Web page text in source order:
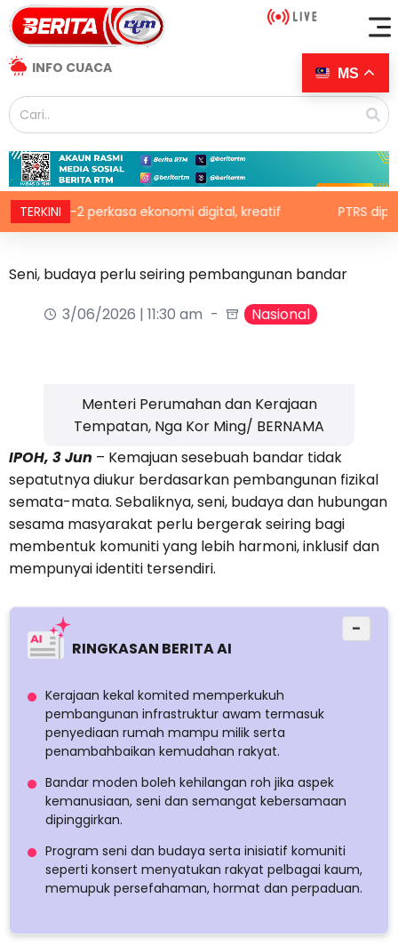
INFO CUACA
TERKINI
RS-2 perkasa ekonomi digital, kreatif PTRS
Seni, budaya perlu seiring pembangunan bandar
3/06/2026 | 11:30 am
Nasional
Menteri Perumahan dan Kerajaan
Tempatan, Nga Kor Ming/ BERNAMA
IPOH, 3 Jun – Kemajuan sesebuah bandar tidak
sepatutnya diukur berdasarkan pembangunan fizikal
semata-mata. Sebaliknya, seni, budaya dan hubungan
sesama masyarakat perlu bergerak seiring bagi
membentuk komuniti yang lebih harmoni, inklusif dan
mempunyai identiti tersendiri.
RINGKASAN BERITA AI
−
Kerajaan kekal komited memperkukuh
pembangunan infrastruktur awam termasuk
penyediaan rumah mampu milik serta
penambahbaikan kemudahan rakyat.
Bandar moden boleh kehilangan roh jika aspek
kemanusiaan, seni dan semangat kebersamaan
dipinggirkan.
Program seni dan budaya serta inisiatif komuniti
seperti konsert menyatukan rakyat pelbagai kaum,
memupuk persefahaman, hormat dan perpaduan.
MS